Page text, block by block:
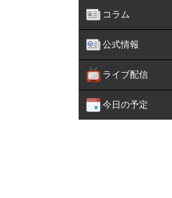
コラム
公式情報
ライブ配信
今日の予定